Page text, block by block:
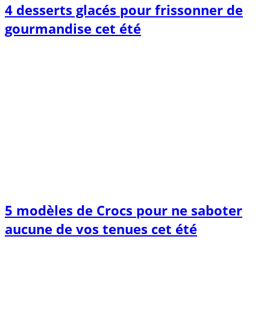
4 desserts glacés pour frissonner de
gourmandise cet été
5 modèles de Crocs pour ne saboter
aucune de vos tenues cet été